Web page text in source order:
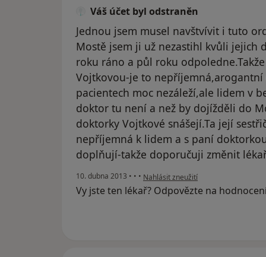
Váš účet byl odstraněn
Jednou jsem musel navštvívit i tuto
Mostě jsem ji už nezastihl kvůli jejich
roku ráno a půl roku
Vojtkovou-je to
pacientech moc nezáleží,ale lidem v
doktor tu není a než by dojížděli do
doktorky Vojtkové snášejí.Ta její
nepříjemná k lidem a s paní
doplňují-takže doporučuji změnit
10. dubna 2013 • • • podle názoru uživatele Váš účet byl
Nahlásit zneužití
Vy jste ten lékař? Odpovězte na